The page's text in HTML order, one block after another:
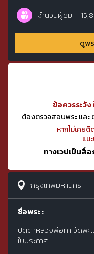
จำนวนผู้ชม
ดูพ
ข้อควรระวัง
ต้องตรวจสอบพระ และ
หากไม่เคย
แน
ทางเวปเป็นสื่
กรุงเทพมหานคร
ชื่อพระ :
ปิตตาหลวงพ่อทา วัดพะ
ใบประกาศ